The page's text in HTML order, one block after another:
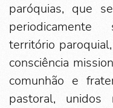
paróquias, que
território
consciência
comunhão e
pastoral,